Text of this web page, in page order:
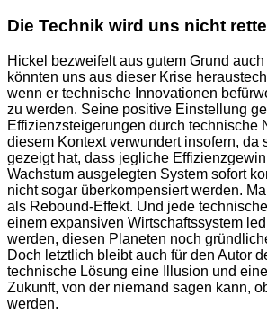
Die Technik wird uns nicht
Hickel bezweifelt aus gutem Grund
könnten uns aus dieser Krise
wenn er technische Innovationen
zu werden. Seine positive Einstellung
Effizienzsteigerungen durch technische
diesem Kontext verwundert insofern, da
gezeigt hat, dass jegliche
Wachstum ausgelegten System sofort
nicht sogar überkompensiert werden.
als Rebound-Effekt. Und jede
einem expansiven Wirtschaftssystem
werden, diesen Planeten noch
Doch letztlich bleibt auch für den Autor
technische Lösung eine Illusion und
Zukunft, von der niemand sagen kann,
werden.